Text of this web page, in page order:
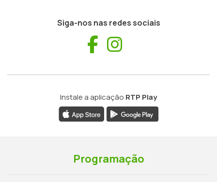
Siga-nos nas redes sociais
Facebook
Instale a aplicação RTP Play
Programação